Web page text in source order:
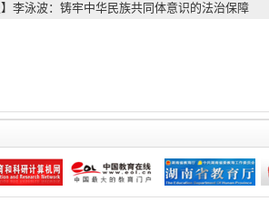
】李泳波：铸牢中华民族共同体意识的法治保障